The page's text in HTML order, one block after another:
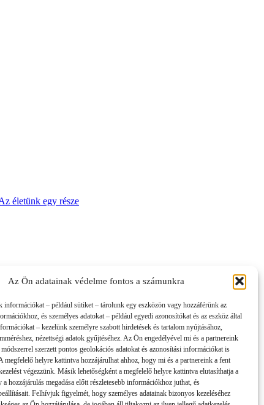
Az Ön adatainak védelme fontos a számunkra
információkat – például sütiket – tárolunk egy eszközön vagy hozzáférünk az
és személyes adatokat – például egyedi azonosítókat és az eszköz által
– kezelünk személyre szabott hirdetések és tartalom nyújtásához,
nézettségi adatok gyűjtéséhez. Az Ön engedélyével mi és a partnereink
szerzett pontos geolokációs adatokat és azonosítási információkat is
megfelelő helyre kattintva hozzájárulhat ahhoz, hogy mi és a partnereink a fent
végezzünk. Másik lehetőségként a megfelelő helyre kattintva elutasíthatja a
a hozzájárulás megadása előtt részletesebb információkhoz juthat, és
Felhívjuk figyelmét, hogy személyes adatainak bizonyos kezeléséhez
életünk egy része